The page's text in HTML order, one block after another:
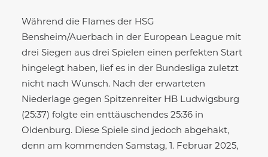
Während die Flames der HSG
Bensheim/Auerbach in der European League mit
drei Siegen aus drei Spielen einen perfekten Start
hingelegt haben, lief es in der Bundesliga zuletzt
nicht nach Wunsch. Nach der erwarteten
Niederlage gegen Spitzenreiter HB Ludwigsburg
(25:37) folgte ein enttäuschendes 25:36 in
Oldenburg. Diese Spiele sind jedoch abgehakt,
denn am kommenden Samstag, 1. Februar 2025,